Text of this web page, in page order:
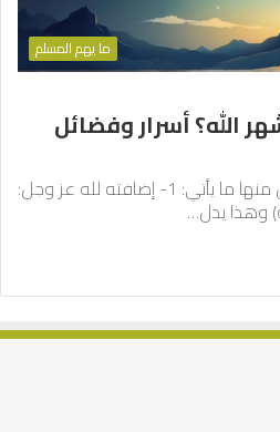
ما يهم المسلم
الله؟ أسرار وفضائل
لشهر الله المحرم عدة فضائل منها ما يأتي: 1- إضافته لله عز وجل:
وهذا يدل…